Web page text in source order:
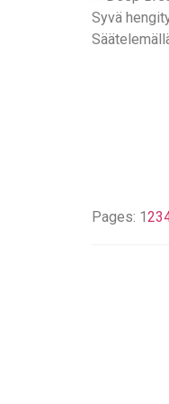
Syvä
Pages: 1 23